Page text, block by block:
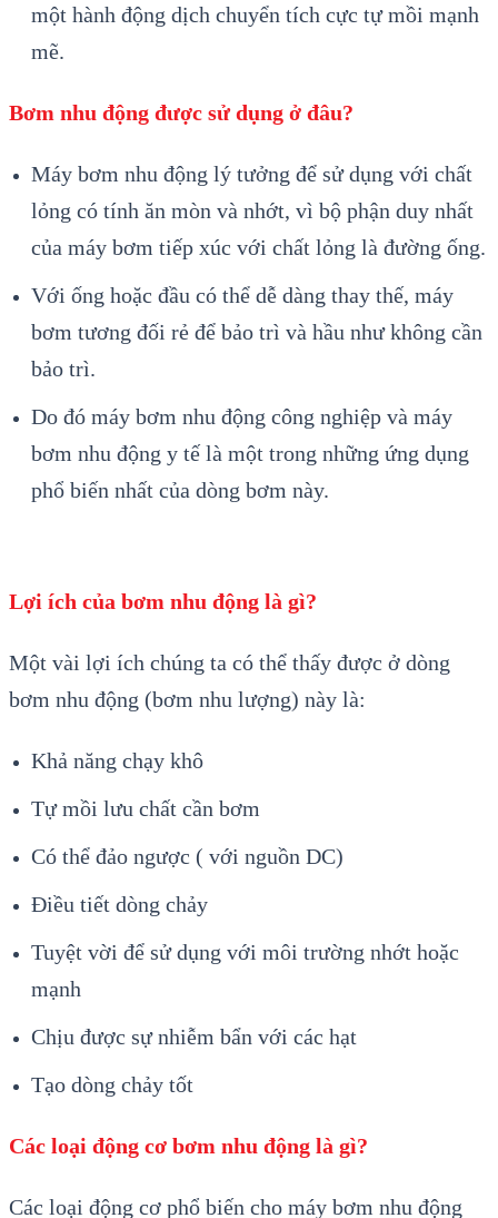
một hành động dịch chuyển tích cực tự mồi mạnh
mẽ.
Bơm nhu động được sử dụng ở đâu?
Máy bơm nhu động lý tưởng để sử dụng với chất
lỏng có tính ăn mòn và nhớt, vì bộ phận duy nhất
của máy bơm tiếp xúc với chất lỏng là đường ống.
Với ống hoặc đầu có thể dễ dàng thay thế, máy
bơm tương đối rẻ để bảo trì và hầu như không cần
bảo trì.
Do đó máy bơm nhu động công nghiệp và máy
bơm nhu động y tế là một trong những ứng dụng
phổ biến nhất của dòng bơm này.
Lợi ích của bơm nhu động là gì?
Một vài lợi ích chúng ta có thể thấy được ở dòng
bơm nhu động (bơm nhu lượng) này là:
Khả năng chạy khô
Tự mồi lưu chất cần bơm
Có thể đảo ngược ( với nguồn DC)
Điều tiết dòng chảy
Tuyệt vời để sử dụng với môi trường nhớt hoặc
mạnh
Chịu được sự nhiễm bẩn với các hạt
Tạo dòng chảy tốt
Các loại động cơ bơm nhu động là gì?
Các loại động cơ phổ biến cho máy bơm nhu động